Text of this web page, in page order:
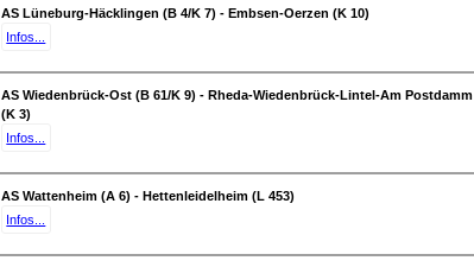
AS Lüneburg-Häcklingen (B 4/K 7) - Embsen-Oerzen (K 10)
Infos...
AS Wiedenbrück-Ost (B 61/K 9) - Rheda-Wiedenbrück-Lintel-Am Postdamm
(K 3)
Infos...
AS Wattenheim (A 6) - Hettenleidelheim (L 453)
Infos...